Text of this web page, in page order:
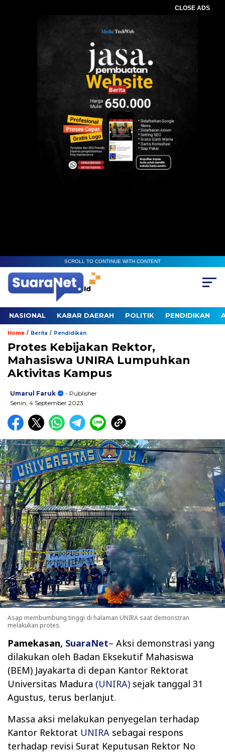
CLOSE ADS
SCROLL TO CONTINUE WITH CONTENT
NASIONAL KABAR DAERAH POLITIK PENDIDIKAN
Home / Berita / Pendidikan
Protes Kebijakan Rektor,
Mahasiswa UNIRA Lumpuhkan
Aktivitas Kampus
Umarul Faruk
- Publisher
Senin, 4 September 2023
Asap membumbung tinggi di halaman UNIRA saat demonstran
melakukan protes.
Pamekasan, SuaraNet– Aksi demonstrasi yang
dilakukan oleh Badan Eksekutif Mahasiswa
(BEM) Jayakarta di depan Kantor Rektorat
Universitas Madura (UNIRA) sejak tanggal 31
Agustus, terus berlanjut.
Massa aksi melakukan penyegelan terhadap
Kantor Rektorat UNIRA sebagai respons
terhadap revisi Surat Keputusan Rektor No